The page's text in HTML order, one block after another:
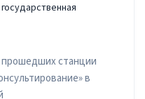
прошедших станции
в